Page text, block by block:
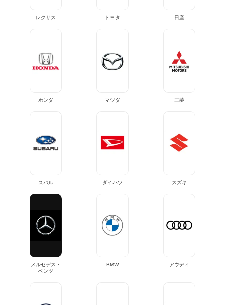
レクサス トヨタ 日産
ホンダ マツダ 三菱
スバル ダイハツ スズキ
メルセデス・
ベンツ
BMW アウディ